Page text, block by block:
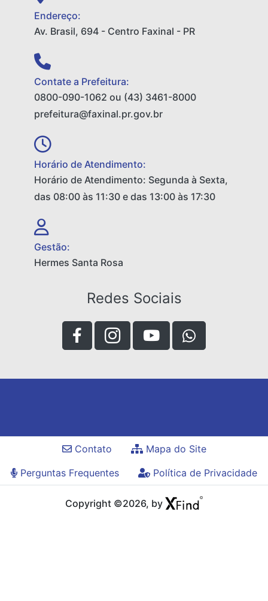
Endereço:
Av. Brasil, 694 - Centro Faxinal - PR
Contate a Prefeitura:
0800-090-1062 ou (43) 3461-8000
prefeitura@faxinal.pr.gov.br
Horário de Atendimento:
Horário de Atendimento: Segunda à Sexta,
das 08:00 às 11:30 e das 13:00 às 17:30
Gestão:
Hermes Santa Rosa
Redes Sociais
Contato
Mapa do Site
Perguntas Frequentes
Política de Privacidade
Copyright ©2026, by